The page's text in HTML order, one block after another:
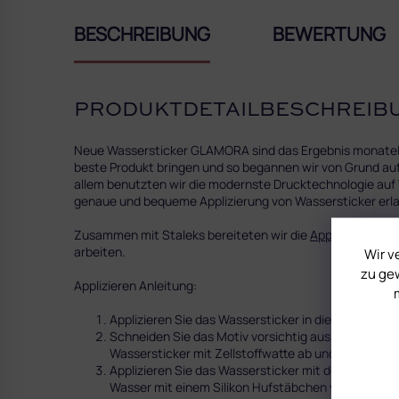
Wir
zu
BESCHREIBUNG BEWERTUNG
Neue Wassersticker GLAMORA sind das Ergebnis
beste Produkt bringen und so begannen wir von Grund
allem benutzten wir die modernste Drucktechnologie
genaue und bequeme Applizierung von Wassersticker
Zusammen mit Staleks bereiteten wir die
arbeiten.
Applizieren Anleitung:
Applizieren Sie das Wassersticker in die
Schneiden Sie das Motiv vorsichtig aus und
Wassersticker mit Zellstoffwatte ab und trennen
Applizieren Sie das Wassersticker mit der
Wasser mit einem Silikon Hufstäbchen von der